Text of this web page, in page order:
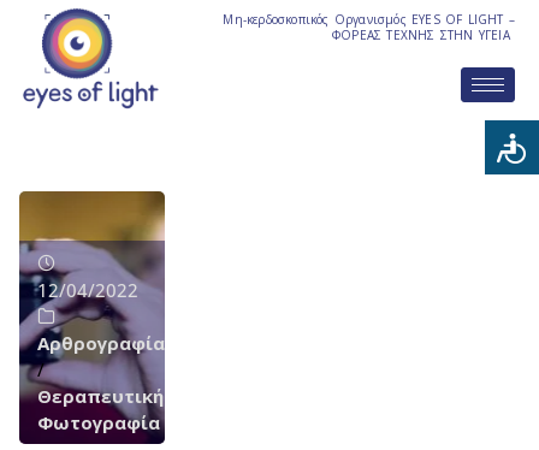
Μη-κερδοσκοπικός Οργανισμός EYES OF LIGHT –
ΦΟΡΕΑΣ ΤΕΧΝΗΣ ΣΤΗΝ ΥΓΕΙΑ
12/04/2022
Αρθρογραφία
/
Θεραπευτική
Φωτογραφία